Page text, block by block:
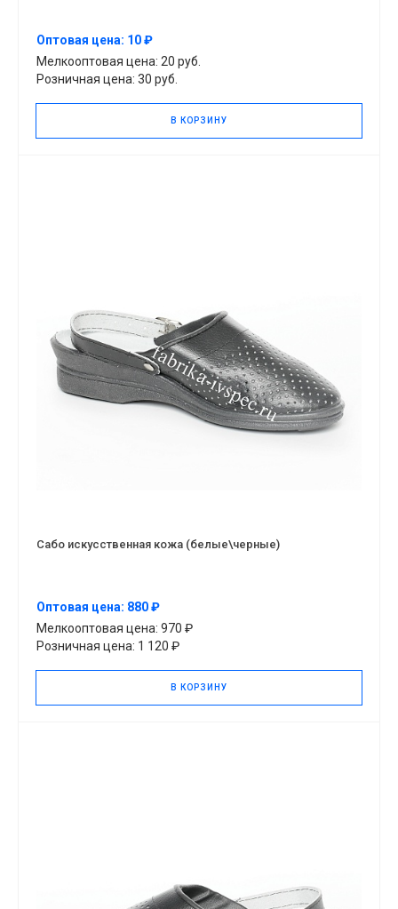
Оптовая цена: 10 ₽
Мелкооптовая цена: 20 руб.
Розничная цена: 30 руб.
В КОРЗИНУ
Сабо искусственная кожа (белые\черные)
Оптовая цена: 880 ₽
Мелкооптовая цена: 970 ₽
Розничная цена: 1 120 ₽
В КОРЗИНУ